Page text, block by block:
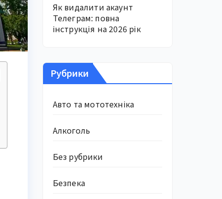
Як видалити акаунт
Телеграм: повна
інструкція на 2026 рік
Рубрики
Авто та мототехніка
Алкоголь
Без рубрики
Безпека